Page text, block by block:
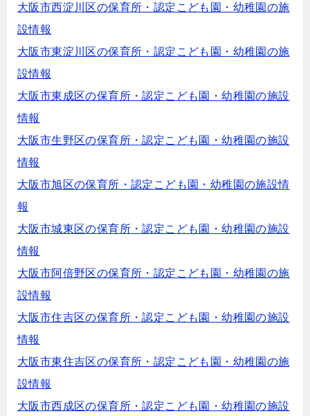
大阪市西淀川区の保育所・認定こども園・幼稚園の施
設情報
大阪市東淀川区の保育所・認定こども園・幼稚園の施
設情報
大阪市東成区の保育所・認定こども園・幼稚園の施設
情報
大阪市生野区の保育所・認定こども園・幼稚園の施設
情報
大阪市旭区の保育所・認定こども園・幼稚園の施設情
報
大阪市城東区の保育所・認定こども園・幼稚園の施設
情報
大阪市阿倍野区の保育所・認定こども園・幼稚園の施
設情報
大阪市住吉区の保育所・認定こども園・幼稚園の施設
情報
大阪市東住吉区の保育所・認定こども園・幼稚園の施
設情報
大阪市西成区の保育所・認定こども園・幼稚園の施設